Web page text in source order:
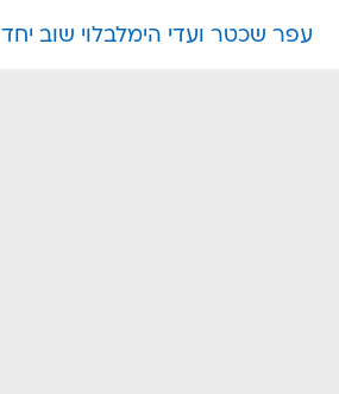
עפר שכטר ועדי הימלבלוי שוב יחד